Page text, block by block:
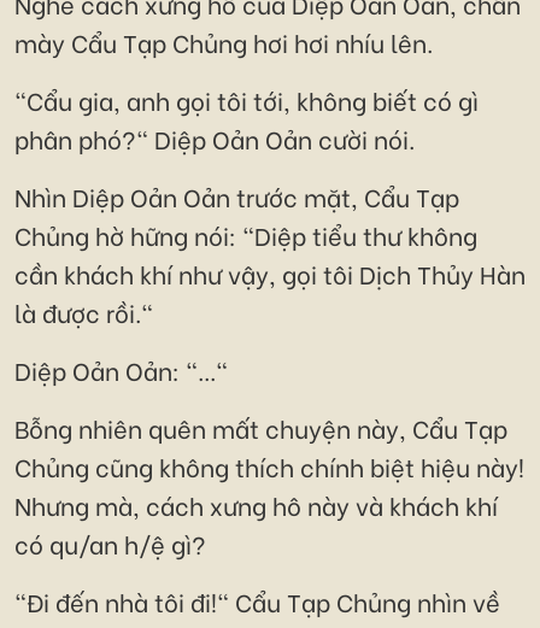
mày Cẩu Tạp Chủng hơi hơi nhíu lên.
"Cẩu gia, anh gọi tôi tới, không biết có gì
phân phó?" Diệp Oản Oản cười nói.
Nhìn Diệp Oản Oản trước mặt, Cẩu Tạp
Chủng hờ hững nói: "Diệp tiểu thư không
cần khách khí như vậy, gọi tôi Dịch Thủy Hàn
là được rồi."
Diệp Oản Oản: "..."
Bỗng nhiên quên mất chuyện này, Cẩu Tạp
Chủng cũng không thích chính biệt hiệu này!
Nhưng mà, cách xưng hô này và khách khí
có qu/an h/ệ gì?
"Đi đến nhà tôi đi!" Cẩu Tạp Chủng nhìn về